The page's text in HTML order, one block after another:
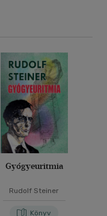
Gyógyeuritmia
Rudolf Steiner
Könyv